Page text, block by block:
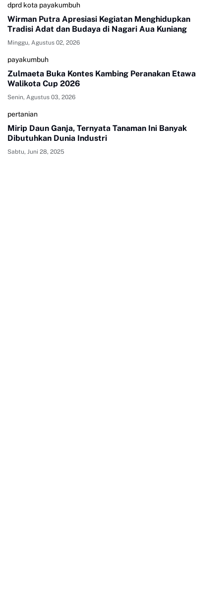
dprd kota payakumbuh
Wirman Putra Apresiasi Kegiatan Menghidupkan
Tradisi Adat dan Budaya di Nagari Aua Kuniang
Minggu, Agustus 02, 2026
payakumbuh
Zulmaeta Buka Kontes Kambing Peranakan Etawa
Walikota Cup 2026
Senin, Agustus 03, 2026
pertanian
Mirip Daun Ganja, Ternyata Tanaman Ini Banyak
Dibutuhkan Dunia Industri
Sabtu, Juni 28, 2025